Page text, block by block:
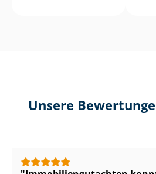
Unsere